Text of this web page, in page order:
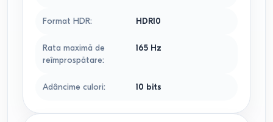
Format HDR: HDR10
Rata maximă de
reîmprospătare:
165Hz
Adâncime culori: 10 bits